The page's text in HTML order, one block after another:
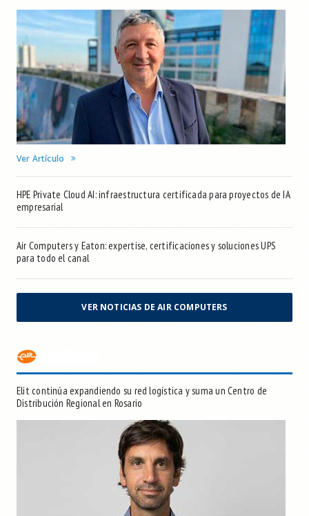
Ver Artículo
HPE Private Cloud AI: infraestructura certificada para proyectos de IA
empresarial
Air Computers y Eaton: expertise, certificaciones y soluciones UPS
para todo el canal
VER NOTICIAS DE AIR COMPUTERS
Elit continúa expandiendo su red logística y suma un Centro de
Distribución Regional en Rosario